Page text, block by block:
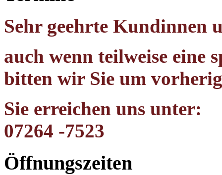
Sehr geehrte Kundinnen
auch wenn teilweise eine
bitten wir Sie um
Sie erreichen uns unter:
07264 -7523
Öffnungszeiten